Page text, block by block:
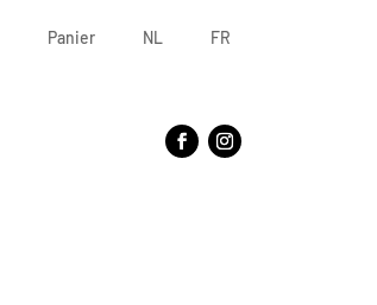
Panier NL FR